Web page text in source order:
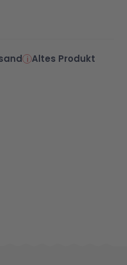
Altes Produkt